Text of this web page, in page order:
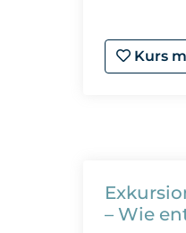
Kurs
– Wie